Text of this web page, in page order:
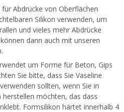
Abdrücke von Oberflächen
Silikon verwenden, um
und vieles mehr Abdrücke
dann auch mit unseren
um Forme für Beton, Gips
Sie bitte, dass Sie Vaseline
sollten, wenn Sie in
möchten, das dass
Formsilikon härtet innerhalb 4